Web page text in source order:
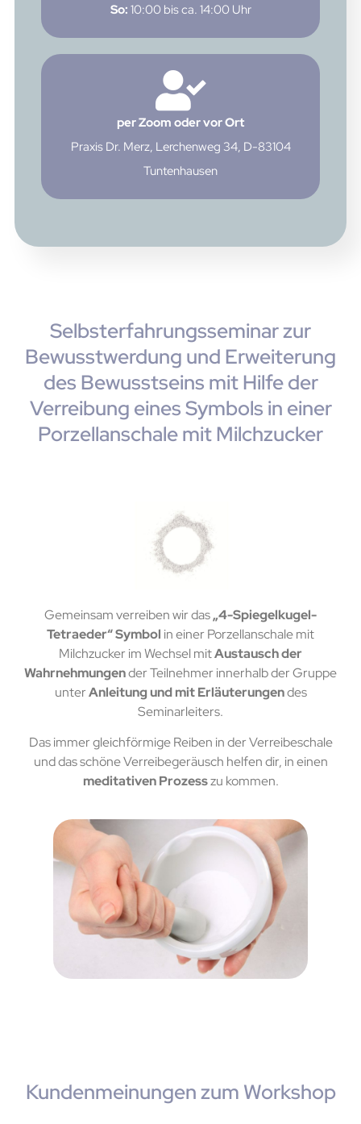
So: 10:00 bis ca. 14:00 Uhr
per Zoom oder vor Ort
Praxis Dr. Merz, Lerchenweg 34, D-83104
Tuntenhausen
Selbsterfahrungsseminar zur
Bewusstwerdung und Erweiterung
des Bewusstseins mit Hilfe der
Verreibung eines Symbols in einer
Porzellanschale mit Milchzucker
Gemeinsam verreiben wir das„4-Spiegelkugel-
Tetraeder“ Symbol in einer Porzellanschale mit
Milchzucker im Wechsel mitAustausch der
Wahrnehmungender Teilnehmer innerhalb der Gruppe
unterAnleitung und mit Erläuterungendes
Seminarleiters.
Das immer gleichförmige Reiben in der Verreibeschale
und das schöne Verreibegeräusch helfen dir, in einen
meditativen Prozesszu kommen.
Kundenmeinungen zum Workshop